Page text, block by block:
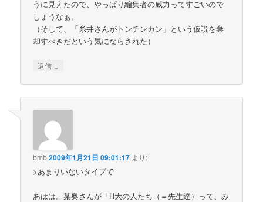
うに見えたので、やっぱり編集者の威力ってすごいので
しょうなぁ。
（そして、「糸井さんがトンチンカン」という仮説を棄
却すべきだという気にならされた）
返信 ↓
bmb2009年1月21日 09:01:17 より:
>あまりいないタイプで
あはは。某奥さんが「H大の人たち（＝先生達）って、み